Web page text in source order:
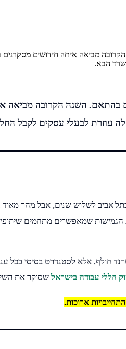
מביאה איתה חידושים מסקרנים
הבא.
השנה הקרובה מביאה
עוזרת לבעלי עסקים לקבל
לשלוש שנים, אבל מהר מאוד
הגמישות שמאפשרים מתחמים
חולף, אלא לסטנדרט בסיסי בכל
חללי עבודה בישראל שסוקר את
ארוכות.